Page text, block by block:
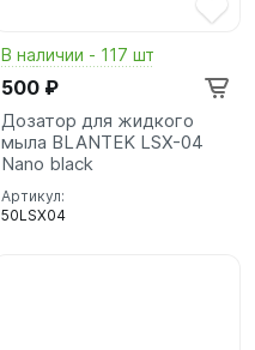
В наличии - 117 шт
500 ₽
Дозатор для жидкого
мыла BLANTEK LSX-04
Nano black
Артикул:
50LSX04